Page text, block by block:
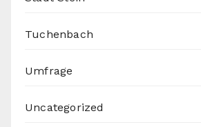
Tuchenbach
Umfrage
Uncategorized